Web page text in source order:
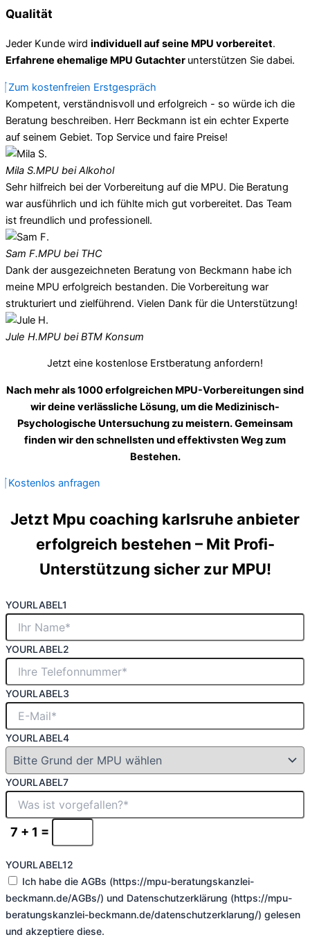
Qualität
Jeder Kunde wird individuell auf seine MPU vorbereitet.
Erfahrene ehemalige MPU Gutachter unterstützen Sie dabei.
Zum kostenfreien Erstgespräch
Kompetent, verständnisvoll und erfolgreich - so würde ich die
Beratung beschreiben. Herr Beckmann ist ein echter Experte
auf seinem Gebiet. Top Service und faire Preise!
Mila S.MPU bei Alkohol
Sehr hilfreich bei der Vorbereitung auf die MPU. Die Beratung
war ausführlich und ich fühlte mich gut vorbereitet. Das Team
ist freundlich und professionell.
Sam F.MPU bei THC
Dank der ausgezeichneten Beratung von Beckmann habe ich
meine MPU erfolgreich bestanden. Die Vorbereitung war
strukturiert und zielführend. Vielen Dank für die Unterstützung!
Jule H.MPU bei BTM Konsum
Jetzt eine kostenlose Erstberatung anfordern!
Nach mehr als 1000 erfolgreichen MPU-Vorbereitungen sind
wir deine verlässliche Lösung, um die Medizinisch-
Psychologische Untersuchung zu meistern. Gemeinsam
finden wir den schnellsten und effektivsten Weg zum
Bestehen.
Kostenlos anfragen
Jetzt Mpu coaching karlsruhe anbieter
erfolgreich bestehen – Mit Profi-
Unterstützung sicher zur MPU!
YOURLABEL1
YOURLABEL2
YOURLABEL3
YOURLABEL4
YOURLABEL7
7 + 1 =
YOURLABEL12
Ich habe die AGBs (https://mpu-beratungskanzlei-
beckmann.de/AGBs/) und Datenschutzerklärung (https://mpu-
beratungskanzlei-beckmann.de/datenschutzerklarung/) gelesen
und akzeptiere diese.